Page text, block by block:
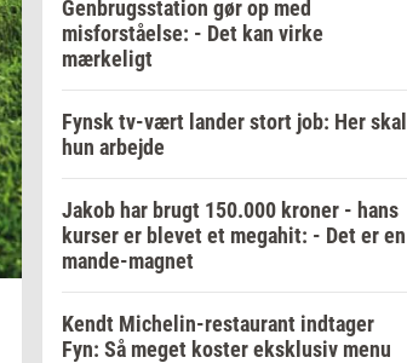
Genbrugsstation gør op med
misforståelse: - Det kan virke
mærkeligt
Fynsk tv-vært lander stort job: Her skal
hun arbejde
Jakob har brugt 150.000 kroner - hans
kurser er blevet et megahit: - Det er en
mande-magnet
Kendt Michelin-restaurant indtager
Fyn: Så meget koster eksklusiv menu